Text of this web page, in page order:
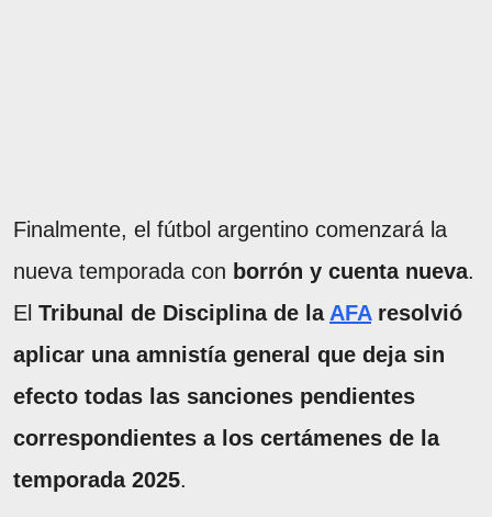
Finalmente, el fútbol argentino comenzará la
nueva temporada con borrón y cuenta nueva.
El Tribunal de Disciplina de la AFAresolvió
aplicar una amnistía general que deja sin
efecto todas las sanciones pendientes
correspondientes a los certámenes de la
temporada 2025.